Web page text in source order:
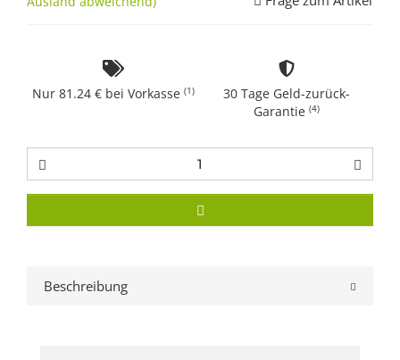
Nur 81.24 € bei Vorkasse (1)
30 Tage Geld-zurück-
Garantie (4)
Beschreibung